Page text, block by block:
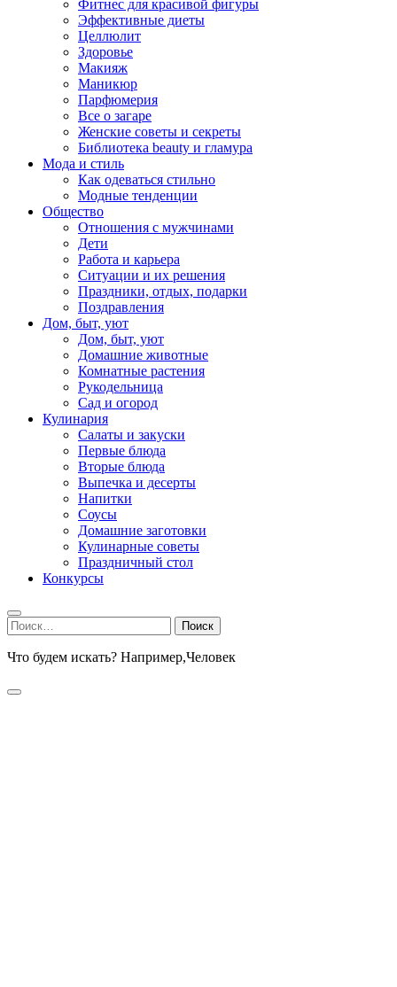
Фитнес для красивой фигуры
Эффективные диеты
Целлюлит
Здоровье
Макияж
Маникюр
Парфюмерия
Все о загаре
Женские советы и секреты
Библиотека beauty и гламура
Мода и стиль
Как одеваться стильно
Модные тенденции
Общество
Отношения с мужчинами
Дети
Работа и карьера
Ситуации и их решения
Праздники, отдых, подарки
Поздравления
Дом, быт, уют
Дом, быт, уют
Домашние животные
Комнатные растения
Рукодельница
Сад и огород
Кулинария
Салаты и закуски
Первые блюда
Вторые блюда
Выпечка и десерты
Напитки
Соусы
Домашние заготовки
Кулинарные советы
Праздничный стол
Конкурсы
Найти:
Что будем искать? Например,Человек